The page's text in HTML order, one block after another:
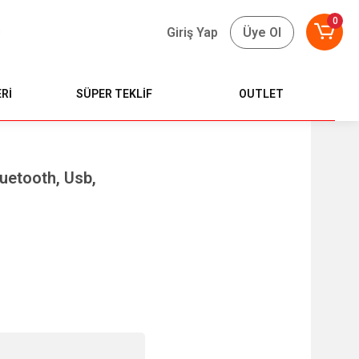
Giriş Yap Üye Ol
0
SÜPER TEKLİF OUTLET
Usb,